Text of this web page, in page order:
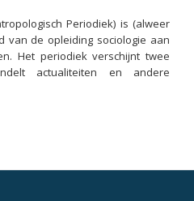
Periodiek) is (alweer
van de opleiding sociologie aan
Het periodiek verschijnt twee
actualiteiten en andere